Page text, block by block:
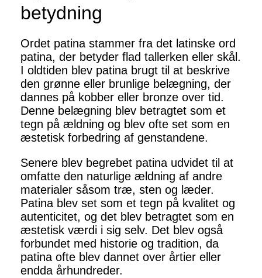
betydning
Ordet patina stammer fra det latinske ord
patina, der betyder flad tallerken eller skål.
I oldtiden blev patina brugt til at beskrive
den grønne eller brunlige belægning, der
dannes på kobber eller bronze over tid.
Denne belægning blev betragtet som et
tegn på ældning og blev ofte set som en
æstetisk forbedring af genstandene.
Senere blev begrebet patina udvidet til at
omfatte den naturlige ældning af andre
materialer såsom træ, sten og læder.
Patina blev set som et tegn på kvalitet og
autenticitet, og det blev betragtet som en
æstetisk værdi i sig selv. Det blev også
forbundet med historie og tradition, da
patina ofte blev dannet over årtier eller
endda århundreder.